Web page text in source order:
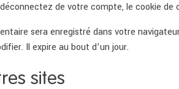
de votre compte, le cookie de
sera enregistré dans votre
Il expire au bout d’un jour.
sites